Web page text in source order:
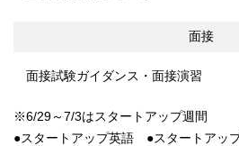
面接
面接試験ガイダンス・面接演習
※6/29～7/3はスタートアップ週間
●スタートアップ英語 ●スタートアッ